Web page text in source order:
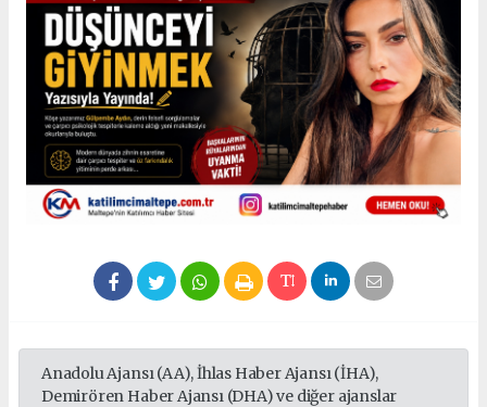
Anadolu Ajansı (AA), İhlas Haber Ajansı (İHA),
Demirören Haber Ajansı (DHA) ve diğer ajanslar